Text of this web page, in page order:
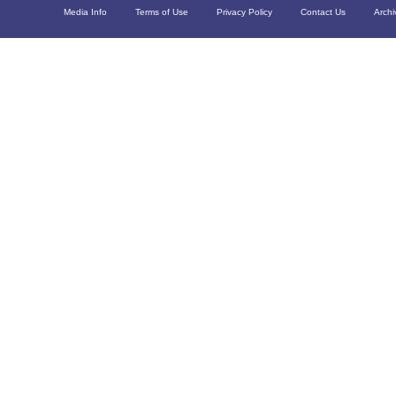
Media Info Terms of Use Privacy Policy Contact Us